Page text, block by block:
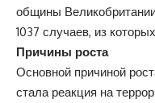
общины
1037 случаев, из
Причины роста
Основной причиной
стала реакция на